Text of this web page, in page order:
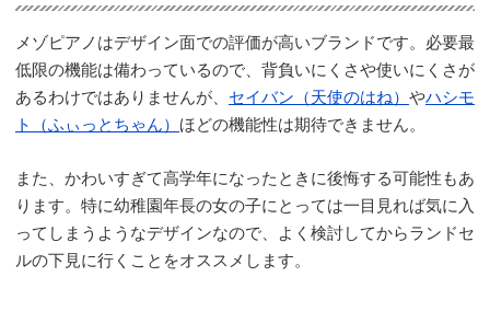
メゾピアノはデザイン面での評価が高いブランドです。必要最
低限の機能は備わっているので、背負いにくさや使いにくさが
あるわけではありませんが、 セイバン（天使のはね） やハシモ
ト（ふぃっとちゃん） ほどの機能性は期待できません。
また、かわいすぎて高学年になったときに後悔する可能性もあ
ります。特に幼稚園年長の女の子にとっては一目見れば気に入
ってしまうようなデザインなので、よく検討してからランドセ
ルの下見に行くことをオススメします。